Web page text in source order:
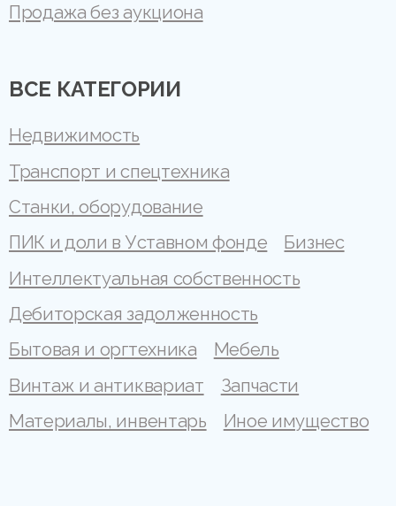
Продажа без аукциона
ВСЕ КАТЕГОРИИ
Недвижимость
Транспорт и спецтехника
Станки, оборудование
ПИК и доли в Уставном фонде
Бизнес
Интеллектуальная собственность
Дебиторская задолженность
Бытовая и оргтехника
Мебель
Винтаж и антиквариат
Запчасти
Материалы, инвентарь
Иное имущество